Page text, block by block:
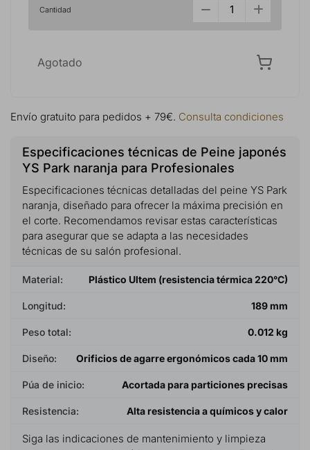
Cantidad
Agotado
Envío gratuito para pedidos + 79€. Consulta condiciones
Especificaciones técnicas de Peine japonés
YS Park naranja para Profesionales
Especificaciones técnicas detalladas del peine YS Park
naranja, diseñado para ofrecer la máxima precisión en
el corte. Recomendamos revisar estas características
para asegurar que se adapta a las necesidades
técnicas de su salón profesional.
Material: Plástico Ultem (resistencia térmica 220°C)
Longitud: 189 mm
Peso total: 0.012 kg
Diseño: Orificios de agarre ergonómicos cada 10 mm
Púa de inicio: Acortada para particiones precisas
Resistencia: Alta resistencia a químicos y calor
Siga las indicaciones de mantenimiento y limpieza